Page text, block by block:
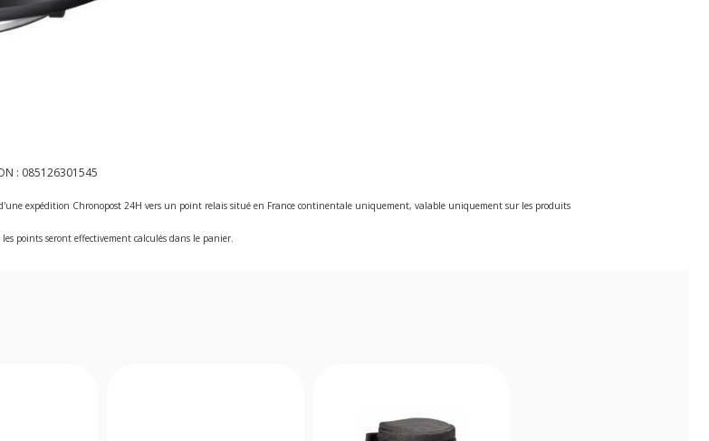
: 085126301545
expédition Chronopost 24H vers un point relais situé en France continentale uniquement, valable uniquement sur les produits
points seront effectivement calculés dans le panier.